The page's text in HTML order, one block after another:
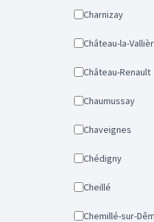
Charnizay
Château-la-
Château-Renault
Chaumussay
Chaveignes
Chédigny
Cheillé
Chemillé-sur-